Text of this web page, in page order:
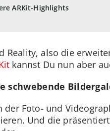
ARKit-Highlights
Reality, also die
kannst Du nun aber
schwebende
der Foto- und
Und die